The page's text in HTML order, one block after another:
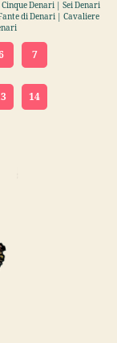
Denari | Sei Denari
di Denari | Cavaliere
7
14